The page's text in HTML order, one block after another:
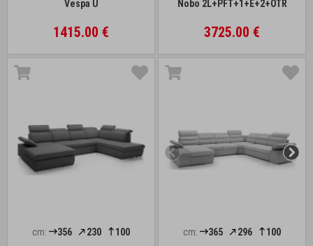
Vespa U
1415.00 €
Nobo 2L+PFT+1+E+2+OTR
3725.00 €
cm: 356 230
100
cm: 365 296
100